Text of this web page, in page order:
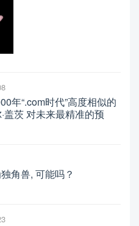
年“.com时代”高度相似的
盖茨 对未来最精准的预
角兽, 可能吗？